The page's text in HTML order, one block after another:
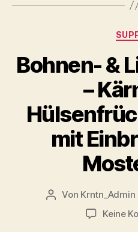
Bohnen- &
–
mit
Beitragsautor
Von Krntn_Admin
Keine